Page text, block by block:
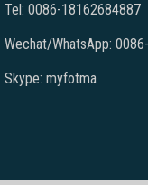
Tel: 0086-18162684887
Wechat/WhatsApp:
Skype: myfotma